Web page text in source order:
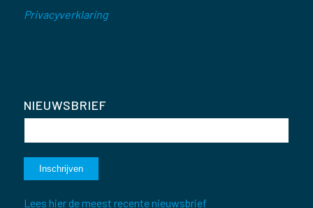
Privacyverklaring
NIEUWSBRIEF
Lees hier de meest recente nieuwsbrief